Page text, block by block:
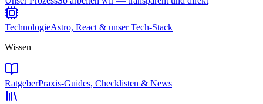
TechnologieAstro, React & unser Tech-Stack
Wissen
RatgeberPraxis-Guides, Checklisten & News